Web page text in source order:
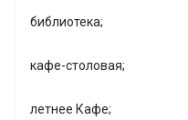
библиотека;
кафе-столовая;
летнее Кафе;